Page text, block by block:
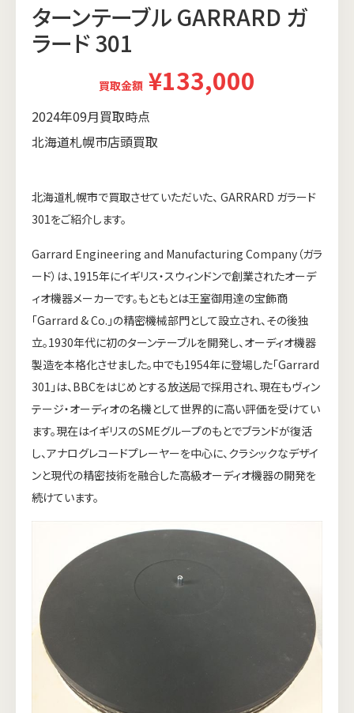
ターンテーブル GARRARD ガ
ラード 301
買取金額 ¥133,000
2024年09月買取時点
北海道札幌市店頭買取
北海道札幌市で買取させていただいた、 GARRARD ガラード
301をご紹介します。
Garrard Engineering and Manufacturing Company（ガラ
ード）は、1915年にイギリス・スウィンドンで創業されたオーデ
ィオ機器メーカーです。もともとは王室御用達の宝飾商
「Garrard & Co.」の精密機械部門として設立され、その後独
立。1930年代に初のターンテーブルを開発し、オーディオ機器
製造を本格化させました。中でも1954年に登場した「Garrard
301」は、BBCをはじめとする放送局で採用され、現在もヴィン
テージ・オーディオの名機として世界的に高い評価を受けてい
ます。現在はイギリスのSMEグループのもとでブランドが復活
し、アナログレコードプレーヤーを中心に、クラシックなデザイ
ンと現代の精密技術を融合した高級オーディオ機器の開発を
続けています。